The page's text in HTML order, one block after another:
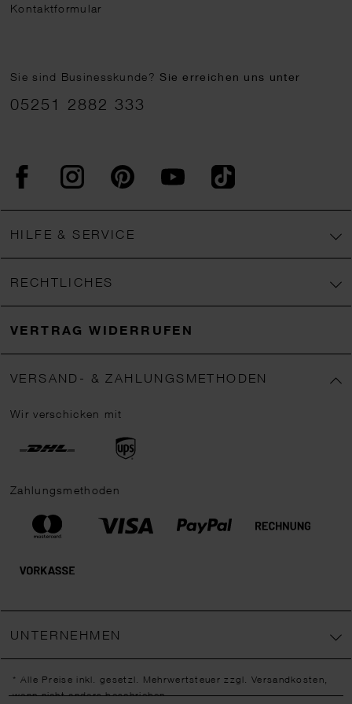
Kontaktformular
Sie sind Businesskunde?Sie erreichen uns unter
05251 2882 333
FacebookInstagram PinterestYouTubeTikTok
HILFE & SERVICE
RECHTLICHES
VERTRAG WIDERRUFEN
VERSAND- & ZAHLUNGSMETHODEN
Wir verschicken mit
Zahlungsmethoden
UNTERNEHMEN
* Alle Preise inkl. gesetzl. Mehrwertsteuer zzgl.Versandkosten,
wenn nicht anders beschrieben.